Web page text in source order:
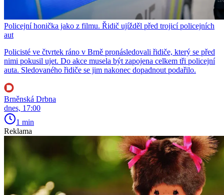
Policejní honička jako z filmu. Řidič ujížděl před trojicí policejních
aut
Policisté ve čtvrtek ráno v Brně pronásledovali řidiče, který se před
nimi pokusil ujet. Do akce musela být zapojena celkem tři policejní
auta. Sledovaného řidiče se jim nakonec dopadnout podařilo.
Brněnská Drbna
dnes, 17:00
1 min
Reklama